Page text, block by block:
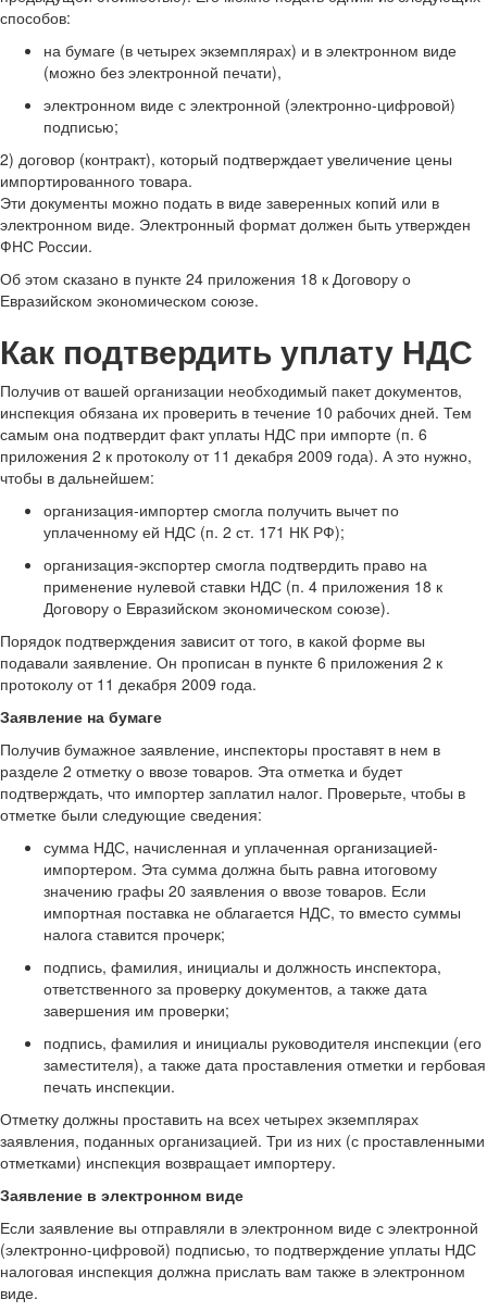
способов:
на бумаге (в четырех экземплярах) и в электронном виде
(можно без электронной печати),
электронном виде с электронной (электронно-цифровой)
подписью;
2) договор (контракт), который подтверждает увеличение цены
импортированного товара.
Эти документы можно подать в виде заверенных копий или в
электронном виде. Электронный формат должен быть утвержден
ФНС России.
Об этом сказано в пункте 24 приложения 18 к Договору о
Евразийском экономическом союзе.
Как подтвердить уплату НДС
Получив от вашей организации необходимый пакет документов,
инспекция обязана их проверить в течение 10 рабочих дней. Тем
самым она подтвердит факт уплаты НДС при импорте (п. 6
приложения 2 к протоколу от 11 декабря 2009 года). А это нужно,
чтобы в дальнейшем:
организация-импортер смогла получить вычет по
уплаченному ей НДС (п. 2 ст. 171 НК РФ);
организация-экспортер смогла подтвердить право на
применение нулевой ставки НДС (п. 4 приложения 18 к
Договору о Евразийском экономическом союзе).
Порядок подтверждения зависит от того, в какой форме вы
подавали заявление. Он прописан в пункте 6 приложения 2 к
протоколу от 11 декабря 2009 года.
Заявление на бумаге
Получив бумажное заявление, инспекторы проставят в нем в
разделе 2 отметку о ввозе товаров. Эта отметка и будет
подтверждать, что импортер заплатил налог. Проверьте, чтобы в
отметке были следующие сведения:
сумма НДС, начисленная и уплаченная организацией-
импортером. Эта сумма должна быть равна итоговому
значению графы 20 заявления о ввозе товаров. Если
импортная поставка не облагается НДС, то вместо суммы
налога ставится прочерк;
подпись, фамилия, инициалы и должность инспектора,
ответственного за проверку документов, а также дата
завершения им проверки;
подпись, фамилия и инициалы руководителя инспекции (его
заместителя), а также дата проставления отметки и гербовая
печать инспекции.
Отметку должны проставить на всех четырех экземплярах
заявления, поданных организацией. Три из них (с проставленными
отметками) инспекция возвращает импортеру.
Заявление в электронном виде
Если заявление вы отправляли в электронном виде с электронной
(электронно-цифровой) подписью, то подтверждение уплаты НДС
налоговая инспекция должна прислать вам также в электронном
виде.